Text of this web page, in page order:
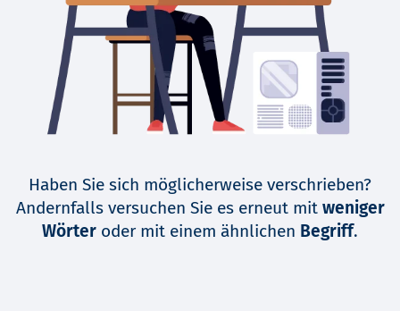
Haben Sie sich möglicherweise verschrieben?
Andernfalls versuchen Sie es erneut mit weniger
Wörter oder mit einem ähnlichen Begriff.